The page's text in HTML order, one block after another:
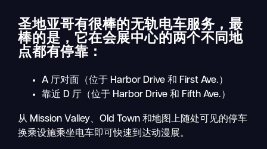
圣地亚哥有很棒的无轨电车服务，最
棒的是，它在会展中心的两个不同地
点都有停靠：
A 厅对面（位于 Harbor Drive 和 First Ave.）
靠近 D 厅（位于 Harbor Drive 和 Fifth Ave.）
从 Mission Valley、Old Town 和地图上随处可见的停车
换乘设施乘坐电车即可快速到达动漫展。